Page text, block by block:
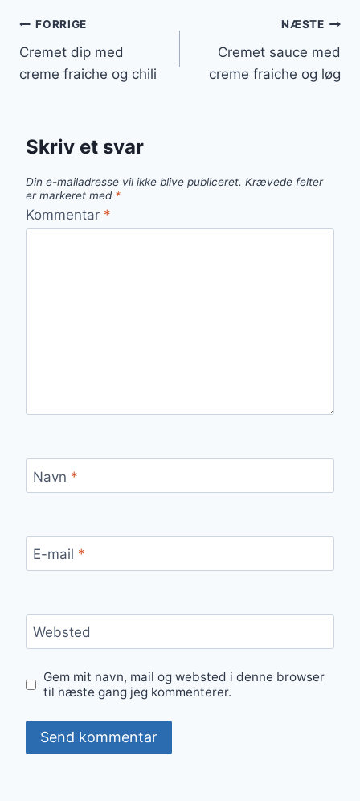
Indlægsnavigation
FORRIGE
Cremet dip med
creme fraiche og chili
NÆSTE
Cremet sauce med
creme fraiche og løg
Skriv et svar
Din e-mailadresse vil ikke blive publiceret. Krævede felter
er markeret med *
Kommentar *
Navn *
E-mail *
Websted
Gem mit navn, mail og websted i denne browser
til næste gang jeg kommenterer.